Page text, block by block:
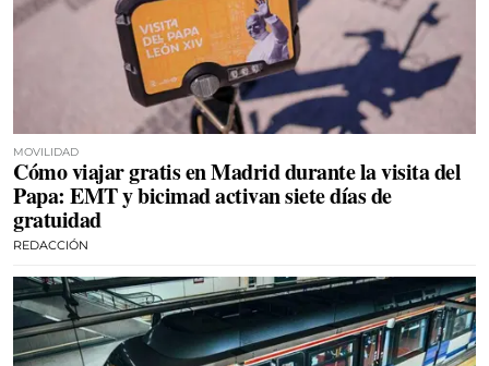
MOVILIDAD
Cómo viajar gratis en Madrid durante la visita del
Papa: EMT y bicimad activan siete días de
gratuidad
REDACCIÓN